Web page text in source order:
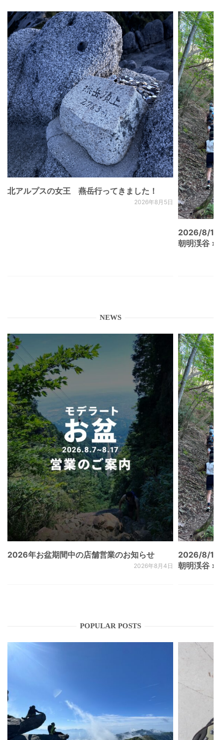
北アルプスの女王 燕岳行ってきました！
2026年8月5日
2026/8/
朝明渓谷 ×
NEWS
2026年お盆期間中の店舗営業のお知らせ
2026年8月4日
2026/8/
朝明渓谷 ×
POPULAR POSTS